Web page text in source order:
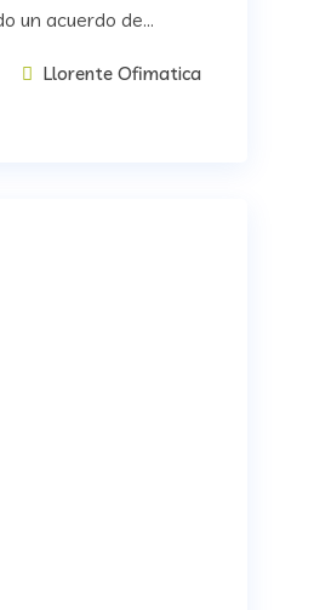
un acuerdo de...
Llorente Ofimatica